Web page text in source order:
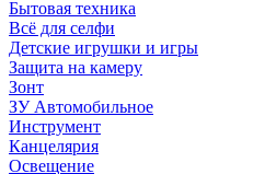
Бытовая техника
Всё для селфи
Детские игрушки и игры
Защита на камеру
Зонт
ЗУ Автомобильное
Инструмент
Канцелярия
Освещение